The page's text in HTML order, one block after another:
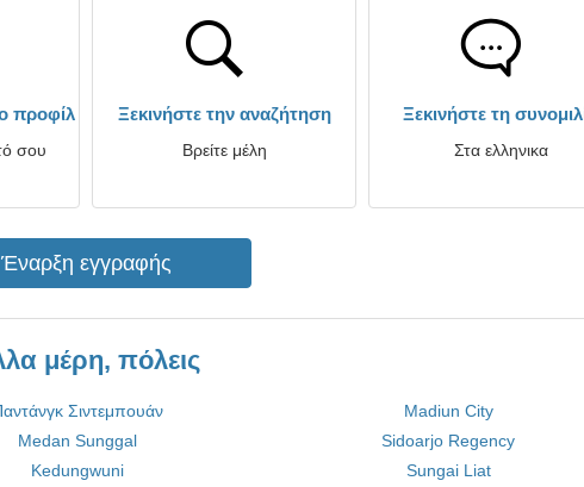
προφίλ
σου
Ξεκινήστε την αναζήτηση
Βρείτε μέλη
Ξεκινήστε τη
Στα ελληνικα
Έναρξη εγγραφής
μέρη, πόλεις
Σιντεμπουάν
Madiun City
Medan Sunggal
Sidoarjo Regency
Kedungwuni Sungai Liat